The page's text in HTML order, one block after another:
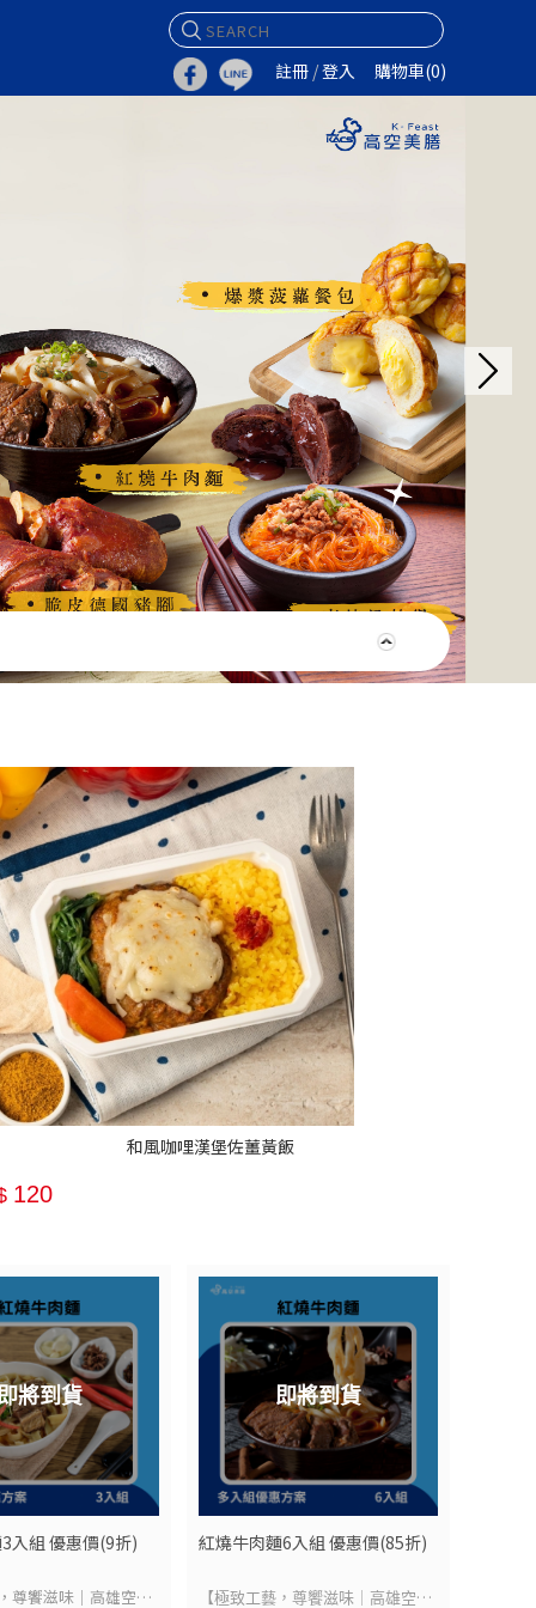
註冊 /登入 購物車(0)
和風咖哩漢堡佐薑黃飯
120
將到貨
入組 優惠價(9折)
尊饗滋味｜高雄空廚
即將到貨
紅燒牛肉麵6入組 優惠價(85折)
【極致工藝，尊饗滋味｜高雄空廚